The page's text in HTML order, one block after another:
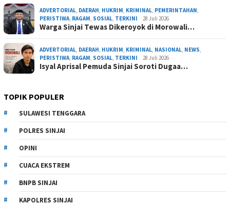
ADVERTORIAL DAERAH HUKRIM KRIMINAL PEMERINTAHAN
PERISTIWA RAGAM SOSIAL TERKINI 28 Juli 2026
Warga Sinjai Tewas Dikeroyok di Morowali…
ADVERTORIAL DAERAH HUKRIM KRIMINAL NASIONAL NEWS
PERISTIWA RAGAM SOSIAL TERKINI 28 Juli 2026
Isyal Aprisal Pemuda Sinjai Soroti Dugaa…
TOPIK POPULER
SULAWESI TENGGARA
POLRES SINJAI
OPINI
CUACA EKSTREM
BNPB SINJAI
KAPOLRES SINJAI